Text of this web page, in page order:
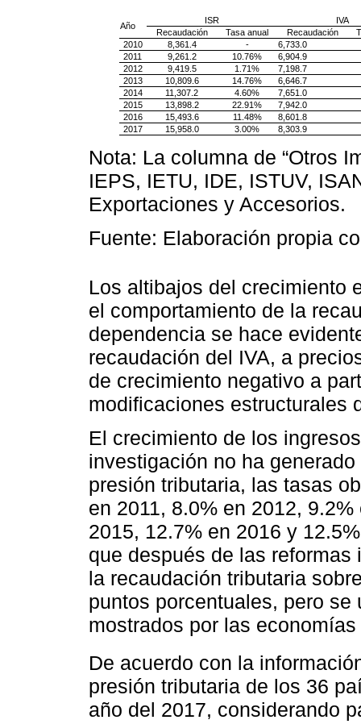
Año
ISR
IVA
Recaudación
Tasa anual Recaudación
2010
8,361.4 -
6,733.0
2011
9,261.2 10.76%
6,904.9
2012
9,419.5 1.71%
7,198.7
2013
10,809.6 14.76%
6,646.7
2014
11,307.2 4.60%
7,651.0
2015
13,898.2 22.91%
7,942.0
2016
15,493.6 11.48%
8,601.8
2017
15,958.0 3.00% 8,303.9
Nota: La columna de “Otros
IEPS, IETU, IDE, ISTUV,
Exportaciones y Accesorios.
Fuente: Elaboración propia
Los altibajos del crecimiento
el comportamiento de la
dependencia se hace
recaudación del IVA, a
de crecimiento negativo a
modificaciones estructurales
El crecimiento de los
investigación no ha
presión tributaria, las tasas
en 2011, 8.0% en 2012,
2015, 12.7% en 2016 y
que después de las
la recaudación tributaria
puntos porcentuales, pero
mostrados por las
De acuerdo con la
presión tributaria de los 36
año del 2017, considerando